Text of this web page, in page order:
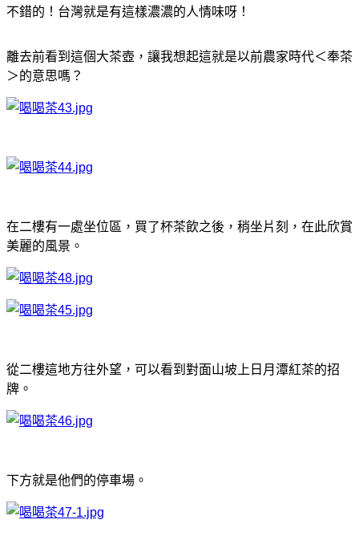
不錯的！台灣就是有這樣濃濃的人情味呀！
離去前看到這個大茶壺，讓我想起這就是以前農家時代＜奉茶
＞的意思嗎？
在二樓有一處坐位區，買了杯茶飲之後，稍坐片刻，在此欣賞
美麗的風景。
從二樓這地方往外望，可以看到對面山坡上日月潭紅茶的招
牌。
下方就是他們的停車場。